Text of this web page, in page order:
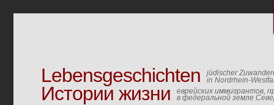
Lebensgeschichten
jüdischer
in Nordrhein-
Истории жизни еврейских иммигрантов,
в федеральной земле